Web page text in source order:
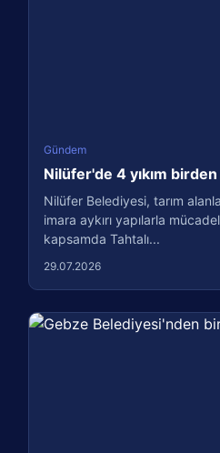
Gündem
Nilüfer'de 4 yıkım birden
Nilüfer Belediyesi, tarım
imara aykırı yapılarla
kapsamda Tahtalı...
29.07.2026